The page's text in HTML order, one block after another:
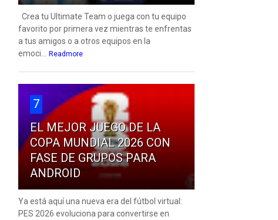
Crea tu Ultimate Team o juega con tu equipo
favorito por primera vez mientras te enfrentas
a tus amigos o a otros equipos en la
emoci...
Readmore
7
EL MEJOR JUEGO DE LA
COPA MUNDIAL 2026 CON
FASE DE GRUPOS PARA
ANDROID
Ya está aquí una nueva era del fútbol virtual:
PES 2026 evoluciona para convertirse en